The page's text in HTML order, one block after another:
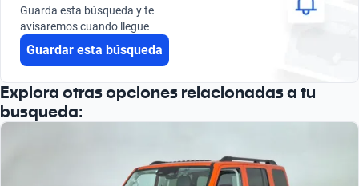
Busca por modelo
Busca por año
Guarda esta búsqueda y te
avisaremos cuando llegue
Guardar esta búsqueda
Explora otras opciones relacionadas a tu
busqueda: